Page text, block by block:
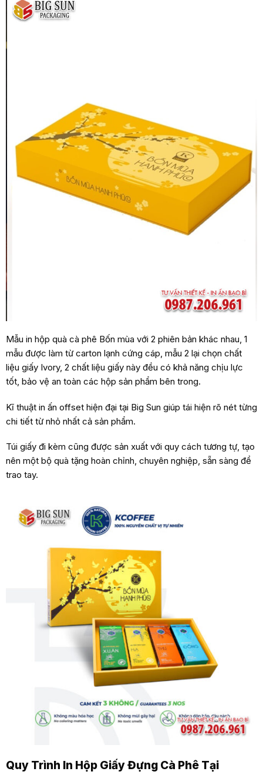
Mẫu in hộp quà cà phê Bốn mùa với 2 phiên bản khác nhau, 1
mẫu được làm từ carton lạnh cứng cáp, mẫu 2 lại chọn chất
liệu giấy Ivory, 2 chất liệu giấy này đều có khả năng chịu lực
tốt, bảo vệ an toàn các hộp sản phẩm bên trong.
Kĩ thuật in ấn offset hiện đại tại Big Sun giúp tái hiện rõ nét từng
chi tiết từ nhỏ nhất cả sản phẩm.
Túi giấy đi kèm cũng được sản xuất với quy cách tương tự, tạo
nên một bộ quà tặng hoàn chỉnh, chuyên nghiệp, sẵn sàng để
trao tay.
Quy Trình In Hộp Giấy Đựng Cà Phê Tại